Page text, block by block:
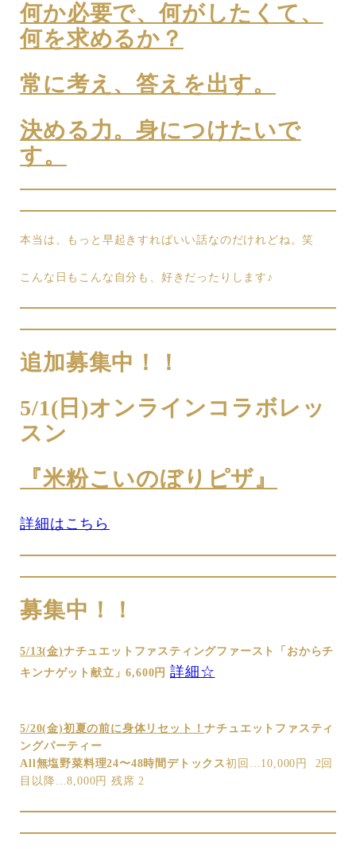
何か必要で、何がしたくて、
何を求めるか？
常に考え、答えを出す。
決める力。身につけたいで
す。
本当は、もっと早起きすればいい話なのだけれどね。笑
こんな日もこんな自分も、好きだったりします♪
追加募集中！！
5/1(日)オンラインコラボレッ
スン
『米粉こいのぼりピザ』
詳細はこちら
募集中！！
5/13(金)ナチュエットファスティングファースト「おからチ
キンナゲット献立」6,600円 詳細☆
5/20(金)初夏の前に身体リセット！ナチュエットファスティ
ングパーティー
All無塩野菜料理24〜48時間デトックス初回…10,000円 2回
目以降…8,000円 残席 2